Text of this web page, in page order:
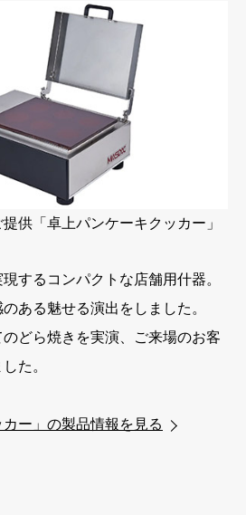
供「卓上パンケーキクッカー」
するコンパクトな店舗用什器。
ある魅せる演出をしました。
どら焼きを実演、ご来場のお客
た。
ー」の製品情報を見る